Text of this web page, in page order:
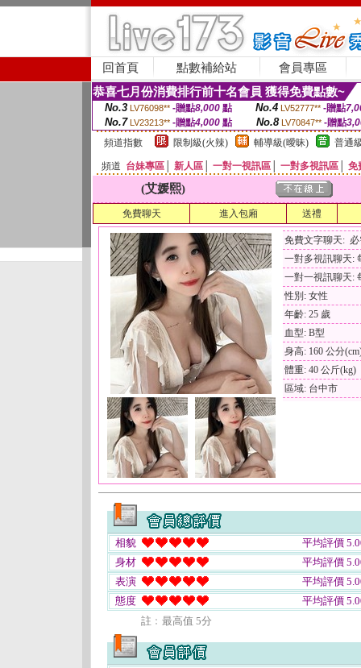
回首頁 點數補給站 會員專區
恭喜七月份消費排行前十名會員 獲得免費點數~
No.3 LV76098** -贈點8,000點 No.4 LV52777** -贈點
No.7 LV23213** -贈點4,000 點 No.8 LV70847** -贈點
頻道指數
限制級(火辣) 輔導級(曖昧) 普通
頻道 台妹專區 新人區 一對一視訊區 一對多視訊區 免
(艾媛熙)
免費聊天 進入包廂 送禮
免費文字聊天:
一對多視訊聊天:
一對一視訊聊天:
性別: 女性
年齡: 25 歲
血型: B型
身高: 160 公分
體重: 40 公斤(kg)
區域: 台中市
相貌
平均評價
身材
平均評價
表演
平均評價
態度
平均評價
註﹕最高值 5分